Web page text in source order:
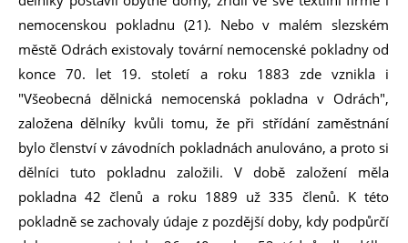
nemocenskou pokladnu (21). Nebo v malém slezském
městě Odrách existovaly tovární nemocenské pokladny od
konce 70. let 19. století a roku 1883 zde vznikla i
"Všeobecná dělnická nemocenská pokladna v Odrách",
založena dělníky kvůli tomu, že při střídání zaměstnání
bylo členství v závodních pokladnách anulováno, a proto si
dělníci tuto pokladnu založili. V době založení měla
pokladna 42 členů a roku 1889 už 335 členů. K této
pokladně se zachovaly údaje z pozdější doby, kdy podpůrčí